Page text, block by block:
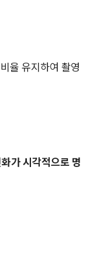
율 유지하여 촬영
가 시각적으로 명